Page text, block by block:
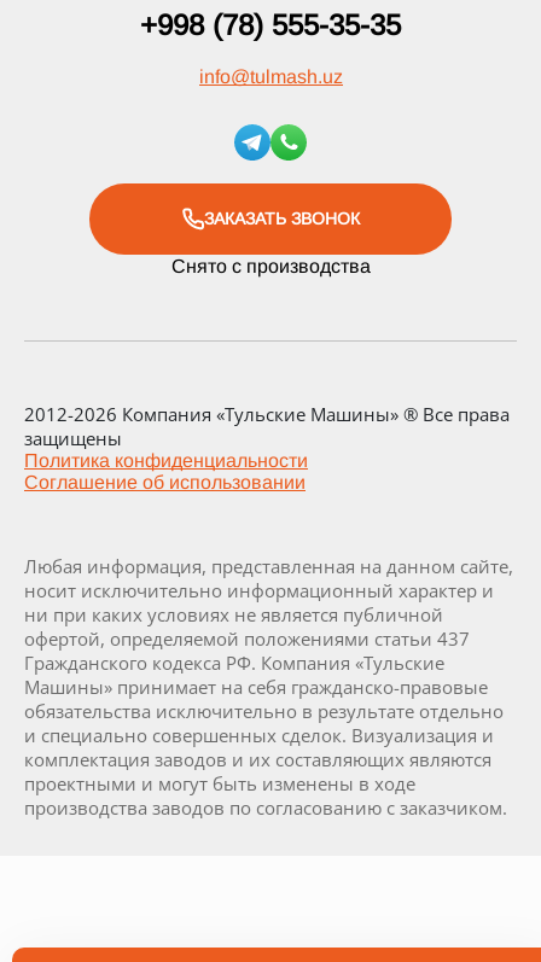
+998 (78) 555-35-35
info@tulmash.uz
ЗАКАЗАТЬ ЗВОНОК
Снято с производства
2012-2026 Компания «Тульские Машины» ® Все права
защищены
Политика конфиденциальности
Соглашение об использовании
Любая информация, представленная на данном сайте,
носит исключительно информационный характер и
ни при каких условиях не является публичной
офертой, определяемой положениями статьи 437
Гражданского кодекса РФ. Компания «Тульские
Машины» принимает на себя гражданско-правовые
обязательства исключительно в результате отдельно
и специально совершенных сделок. Визуализация и
комплектация заводов и их составляющих являются
проектными и могут быть изменены в ходе
производства заводов по согласованию с заказчиком.